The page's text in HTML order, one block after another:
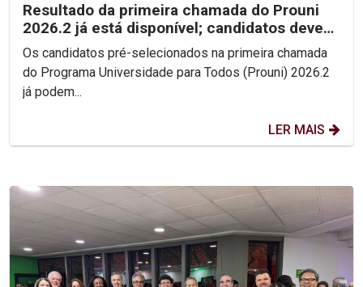
Resultado da primeira chamada do Prouni
2026.2 já está disponível; candidatos devem
enviar...
Os candidatos pré-selecionados na primeira chamada
do Programa Universidade para Todos (Prouni) 2026.2
já podem...
LER MAIS